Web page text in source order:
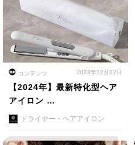
コンテンツ 2023年12月22日
【2024年】最新特化型ヘア
アイロン …
ドライヤー・ヘアアイロン